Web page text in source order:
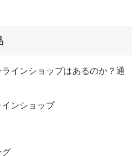
インショップはあるのか？通
ンショップ
グ